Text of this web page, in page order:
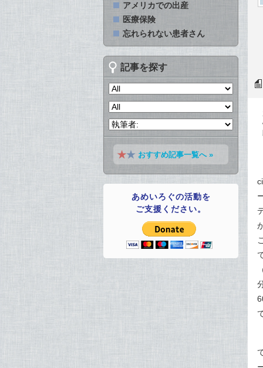
アメリカでの出産
医療保険
忘れられない患者さん
記事を探す
おすすめ記事一覧へ »
あめいろぐの活動を
ご支援ください。